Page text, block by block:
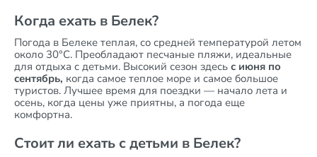
Когда ехать в Белек?
Погода в Белеке теплая, со средней температурой летом
около 30°C. Преобладают песчаные пляжи, идеальные
для отдыха с детьми. Высокий сезон здесь с июня по
сентябрь, когда самое теплое море и самое большое
туристов. Лучшее время для поездки — начало лета и
осень, когда цены уже приятны, а погода еще
комфортна.
Стоит ли ехать с детьми в Белек?